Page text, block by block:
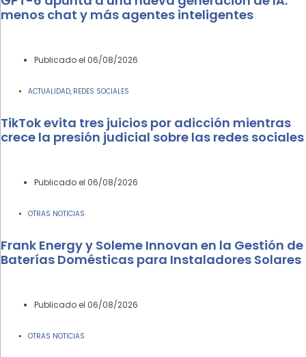
menos chat y más agentes inteligentes
Publicado el 06/08/2026
ACTUALIDAD REDES SOCIALES
TikTok evita tres juicios por adicción mientras
crece la presión judicial sobre las redes sociales
Publicado el 06/08/2026
OTRAS NOTICIAS
Frank Energy y Soleme Innovan en la Gestión de
Baterías Domésticas para Instaladores Solares
Publicado el 06/08/2026
OTRAS NOTICIAS